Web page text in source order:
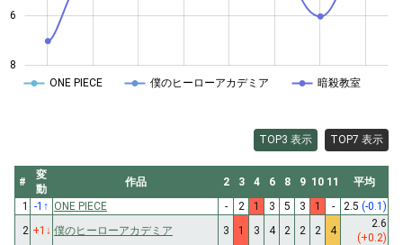
6
8
ONE PIECE 僕のヒーローアカデミア 暗殺教室
TOP3 表示 TOP7 表示
#
変
動
作品 2 3 4 6 8 9 10 11
平均
1
-1 ↑ ONE PIECE - 2 1 3 5 3 1 - 2.5 (-0.1)
2 +1 ↓ 僕のヒーローアカデミア 3 1 3 4 2 2 2 4
2.6
(+0.2)